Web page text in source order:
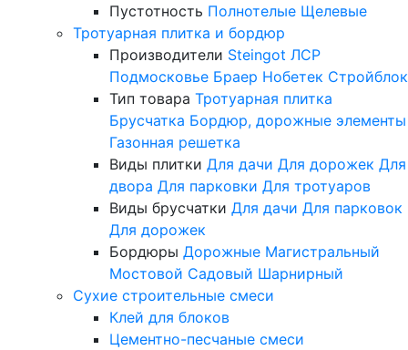
Пустотность Полнотелые Щелевые
Тротуарная плитка и бордюр
Производители Steingot ЛСР
Подмосковье Браер Нобетек Стройблок
Тип товара Тротуарная плитка
Брусчатка Бордюр, дорожные элементы
Газонная решетка
Виды плитки Для дачи Для дорожек Для
двора Для парковки Для тротуаров
Виды брусчатки Для дачи Для парковок
Для дорожек
Бордюры Дорожные Магистральный
Мостовой Садовый Шарнирный
Сухие строительные смеси
Клей для блоков
Цементно-песчаные смеси